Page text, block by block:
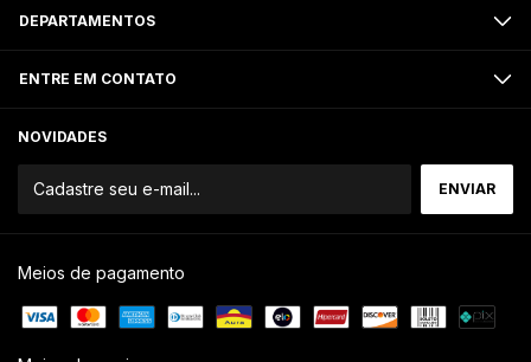
DEPARTAMENTOS
ENTRE EM CONTATO
NOVIDADES
Meios de pagamento